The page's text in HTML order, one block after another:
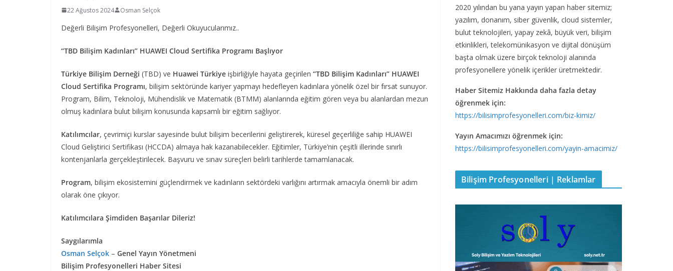
22 Ağustos 2024 Osman Selçok
Değerli Bilişim Profesyonelleri, Değerli Okuyucularımız..
“TBD Bilişim Kadınları” HUAWEI Cloud Sertifika Programı Başlıyor
Türkiye Bilişim Derneği (TBD) ve Huawei Türkiye işbirliğiyle hayata geçirilen “TBD Bilişim Kadınları” HUAWEI
Cloud Sertifika Programı, bilişim sektöründe kariyer yapmayı hedefleyen kadınlara yönelik özel bir fırsat sunuyor.
Program, Bilim, Teknoloji, Mühendislik ve Matematik (BTMM) alanlarında eğitim gören veya bu alanlardan mezun
olmuş kadınlara bulut bilişim konusunda kapsamlı bir eğitim sağlıyor.
Katılımcılar, çevrimiçi kurslar sayesinde bulut bilişim becerilerini geliştirerek, küresel geçerliliğe sahip HUAWEI
Cloud Geliştirici Sertifikası (HCCDA) almaya hak kazanabilecekler. Eğitimler, Türkiye’nin çeşitli illerinde sınırlı
kontenjanlarla gerçekleştirilecek. Başvuru ve sınav süreçleri belirli tarihlerde tamamlanacak.
Program, bilişim ekosistemini güçlendirmek ve kadınların sektördeki varlığını artırmak amacıyla önemli bir adım
olarak öne çıkıyor.
Katılımcılara Şimdiden Başarılar Dileriz!
Saygılarımla
Osman Selçok – Genel Yayın Yönetmeni
Bilişim Profesyonelleri Haber Sitesi
2020 yılından bu yana yayın yapan haber sitemiz;
yazılım, donanım, siber güvenlik, cloud sistemler,
bulut teknolojileri, yapay zekâ, büyük veri, bilişim
etkinlikleri, telekomünikasyon ve dijital dönüşüm
başta olmak üzere birçok teknoloji alanında
profesyonellere yönelik içerikler üretmektedir.
Haber Sitemiz Hakkında daha fazla detay
öğrenmek için:
https://bilisimprofesyonelleri.com/biz-kimiz/
Yayın Amacımızı öğrenmek için:
https://bilisimprofesyonelleri.com/yayin-amacimiz/
Bilişim Profesyonelleri | Reklamlar